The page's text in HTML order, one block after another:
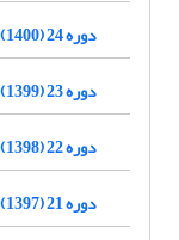
دوره 24 (1400)
دوره 23 (1399)
دوره 22 (1398)
دوره 21 (1397)